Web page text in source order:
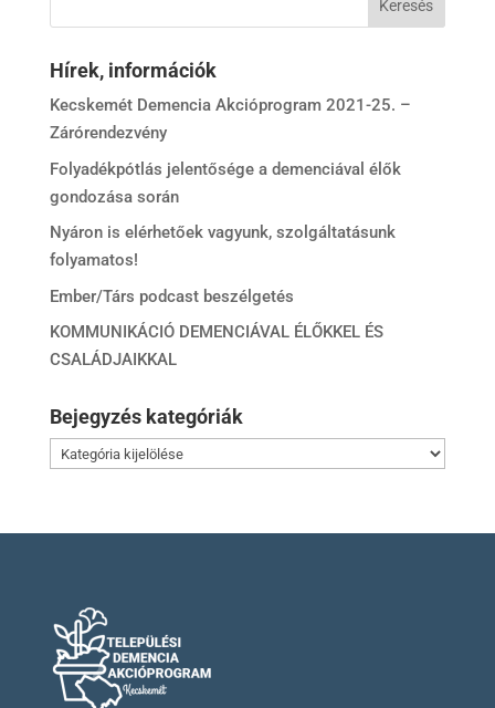
Hírek, információk
Kecskemét Demencia Akcióprogram 2021-25. –
Zárórendezvény
Folyadékpótlás jelentősége a demenciával élők
gondozása során
Nyáron is elérhetőek vagyunk, szolgáltatásunk
folyamatos!
Ember/Társ podcast beszélgetés
KOMMUNIKÁCIÓ DEMENCIÁVAL ÉLŐKKEL ÉS
CSALÁDJAIKKAL
Bejegyzés kategóriák
Bejegyzés